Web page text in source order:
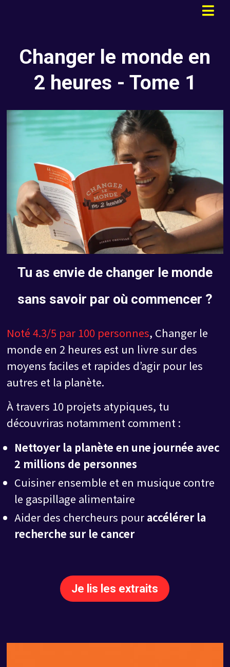
Changer le monde en
2 heures - Tome 1
Tu as envie de changer le monde
sans savoir par où commencer ?
Noté 4.3/5 par 100 personnes, Changer le
monde en 2 heures est un livre sur des
moyens faciles et rapides d’agir pour les
autres et la planète.
À travers 10 projets atypiques, tu
découvriras notamment comment :
Nettoyer la planète en une journée avec
2 millions de personnes
Cuisiner ensemble et en musique contre
le gaspillage alimentaire
Aider des chercheurs pour accélérer la
recherche sur le cancer
Je lis les extraits